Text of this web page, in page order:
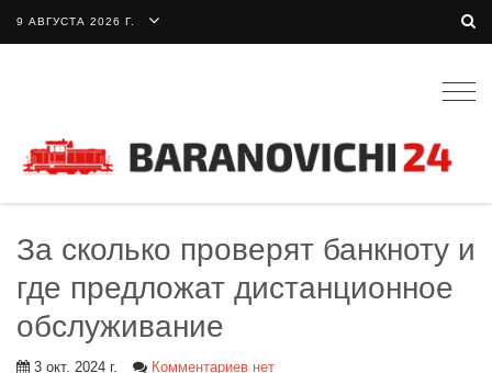
9 АВГУСТА 2026 Г.
За сколько проверят банкноту и
где предложат дистанционное
обслуживание
3 окт. 2024 г. Комментариев нет